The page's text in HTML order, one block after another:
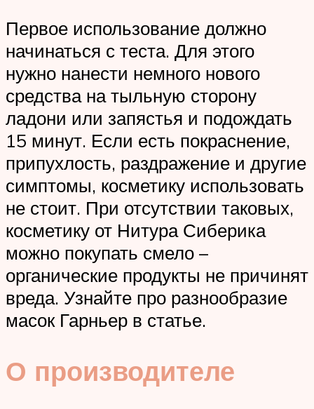
Первое использование должно
начинаться с теста. Для этого
нужно нанести немного нового
средства на тыльную сторону
ладони или запястья и подождать
15 минут. Если есть покраснение,
припухлость, раздражение и другие
симптомы, косметику использовать
не стоит. При отсутствии таковых,
косметику от Нитура Сиберика
можно покупать смело –
органические продукты не причинят
вреда. Узнайте про разнообразие
масок Гарньер в статье.
О производителе